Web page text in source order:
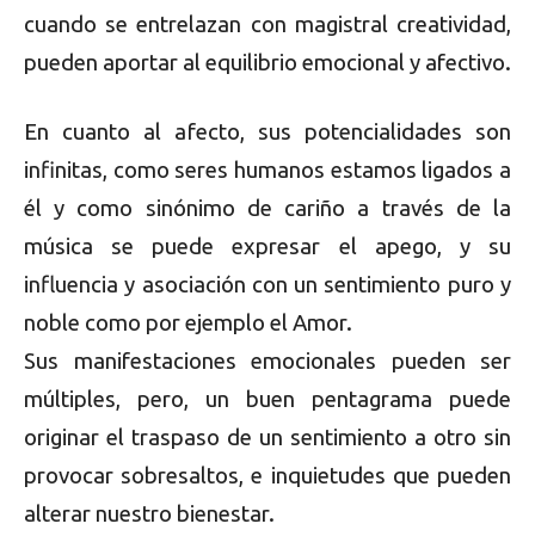
cuando se entrelazan con magistral creatividad,
pueden aportar al equilibrio emocional y afectivo.
En cuanto al afecto, sus potencialidades son
infinitas, como seres humanos estamos ligados a
él y como sinónimo de cariño a través de la
música se puede expresar el apego, y su
influencia y asociación con un sentimiento puro y
noble como por ejemplo el Amor.
Sus manifestaciones emocionales pueden ser
múltiples, pero, un buen pentagrama puede
originar el traspaso de un sentimiento a otro sin
provocar sobresaltos, e inquietudes que pueden
alterar nuestro bienestar.